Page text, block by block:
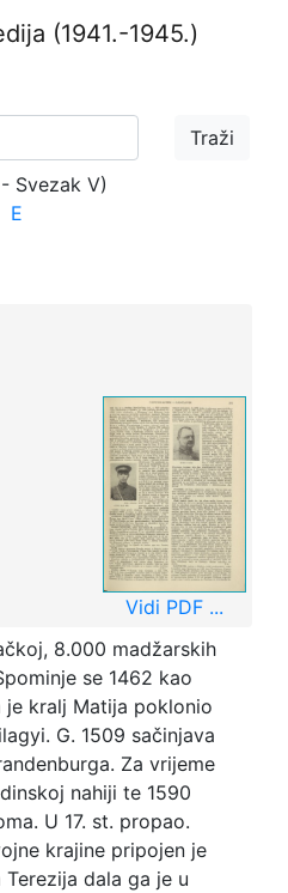
(1941.-1945.)
Svezak V)
E
Vidi PDF ...
8.000 madžarskih
se 1462 kao
je kralj Matija poklonio
G. 1509 sačinjava
Za vrijeme
nahiji te 1590
U 17. st. propao.
krajine pripojen je
dala ga je u